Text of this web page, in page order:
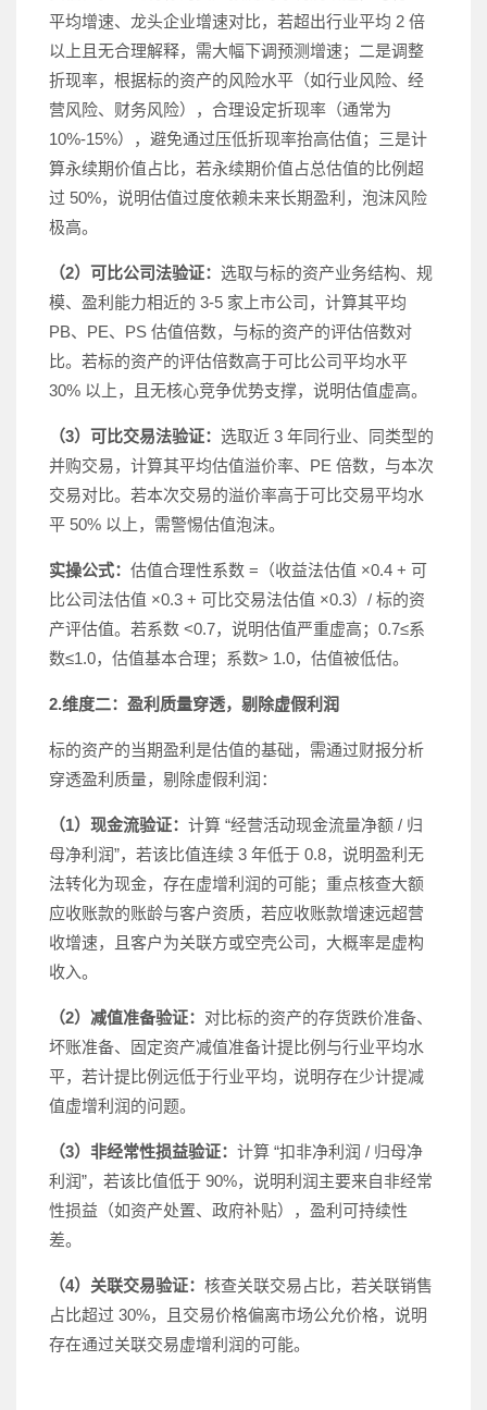
平均增速、龙头企业增速对比，若超出行业平均 2 倍
以上且无合理解释，需大幅下调预测增速；二是调整
折现率，根据标的资产的风险水平（如行业风险、经
营风险、财务风险），合理设定折现率（通常为
10%-15%），避免通过压低折现率抬高估值；三是计
算永续期价值占比，若永续期价值占总估值的比例超
过 50%，说明估值过度依赖未来长期盈利，泡沫风险
极高。
（2）可比公司法验证： 选取与标的资产业务结构、规
模、盈利能力相近的 3-5 家上市公司，计算其平均
PB、PE、PS 估值倍数，与标的资产的评估倍数对
比。若标的资产的评估倍数高于可比公司平均水平
30% 以上，且无核心竞争优势支撑，说明估值虚高。
（3）可比交易法验证： 选取近 3 年同行业、同类型的
并购交易，计算其平均估值溢价率、PE 倍数，与本次
交易对比。若本次交易的溢价率高于可比交易平均水
平 50% 以上，需警惕估值泡沫。
实操公式： 估值合理性系数 =（收益法估值 ×0.4 + 可
比公司法估值 ×0.3 + 可比交易法估值 ×0.3）/ 标的资
产评估值。若系数 <0.7，说明估值严重虚高；0.7≤系
数≤1.0，估值基本合理；系数> 1.0，估值被低估。
2.维度二：盈利质量穿透，剔除虚假利润
标的资产的当期盈利是估值的基础，需通过财报分析
穿透盈利质量，剔除虚假利润：
（1）现金流验证： 计算 “经营活动现金流量净额 / 归
母净利润”，若该比值连续 3 年低于 0.8，说明盈利无
法转化为现金，存在虚增利润的可能；重点核查大额
应收账款的账龄与客户资质，若应收账款增速远超营
收增速，且客户为关联方或空壳公司，大概率是虚构
收入。
（2）减值准备验证： 对比标的资产的存货跌价准备、
坏账准备、固定资产减值准备计提比例与行业平均水
平，若计提比例远低于行业平均，说明存在少计提减
值虚增利润的问题。
（3）非经常性损益验证： 计算 “扣非净利润 / 归母净
利润”，若该比值低于 90%，说明利润主要来自非经常
性损益（如资产处置、政府补贴），盈利可持续性
差。
（4）关联交易验证： 核查关联交易占比，若关联销售
占比超过 30%，且交易价格偏离市场公允价格，说明
存在通过关联交易虚增利润的可能。